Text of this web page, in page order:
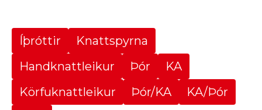
Íþróttir
Knattspyrna
Handknattleikur
Þór
KA
Körfuknattleikur
Þór/KA
KA/Þór